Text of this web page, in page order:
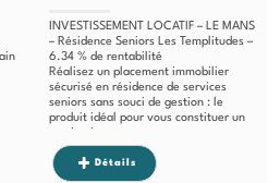
INVESTISSEMENT LOCATIF – LE MANS
– Résidence Seniors Les Templitudes –
6.34 % de rentabilité
Réalisez un placement immobilier
sécurisé en résidence de services
seniors sans souci de gestion : le
produit idéal pour vous constituer un
Détails